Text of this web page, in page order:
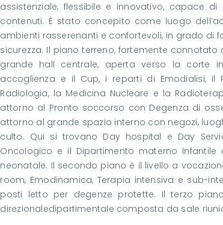
assistenziale, flessibile e innovativo, capace
contenuti. È stato concepito come luogo
ambienti rasserenanti e confortevoli, in grado di
sicurezza. Il piano terreno, fortemente
grande hall centrale, aperta verso la corte
accoglienza e il Cup, i reparti di Emodialisi, il
Radiologia, la Medicina Nucleare e la
attorno al Pronto soccorso con Degenza di
attorno al grande spazio interno con negozi,
culto. Qui si trovano Day hospital e Day
Oncologico e il Dipartimento materno Infantile
neonatale. Il secondo piano è il livello a
room, Emodinamica, Terapia intensiva e sub-
posti letto per degenze protette. Il terzo
direzionaledipartimentale composta da sale